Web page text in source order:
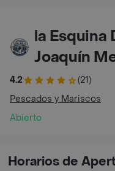
la Esquina
Joaquín
4.2
(21)
Pescados y Mariscos
Abierto
Horarios de